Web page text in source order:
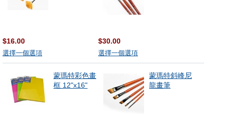
$16.00
選擇一個選項
$30.00
選擇一個選項
蒙瑪特彩色畫
框 12"x16"
蒙瑪特斜峰尼
龍畫筆